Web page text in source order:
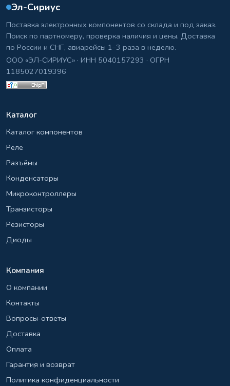
Эл-Сириус
Поставка электронных компонентов со склада и под заказ.
Поиск по партномеру, проверка наличия и цены. Доставка
по России и СНГ, авиарейсы 1–3 раза в неделю.
ООО «ЭЛ-СИРИУС» · ИНН 5040157293 · ОГРН
1185027019396
Каталог
Каталог компонентов
Реле
Разъёмы
Конденсаторы
Микроконтроллеры
Транзисторы
Резисторы
Диоды
Компания
О компании
Контакты
Вопросы-ответы
Доставка
Оплата
Гарантия и возврат
Политика конфиденциальности